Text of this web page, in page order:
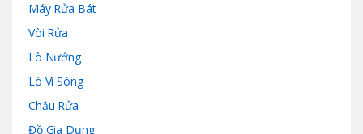
Máy Rửa Bát
Vòi Rửa
Lò Nướng
Lò Vi Sóng
Chậu Rửa
Đồ Gia Dụng